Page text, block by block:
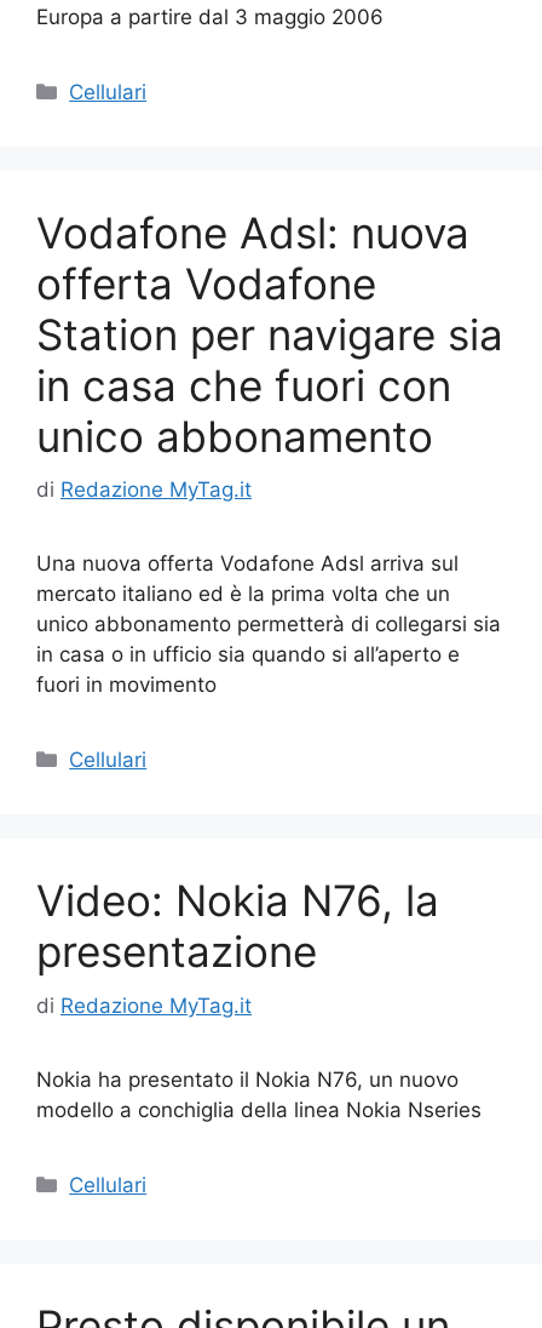
Europa a partire dal 3 maggio 2006
Categorie
Cellulari
Vodafone Adsl: nuova
offerta Vodafone
Station per navigare sia
in casa che fuori con
unico abbonamento
di Redazione MyTag.it
Una nuova offerta Vodafone Adsl arriva sul
mercato italiano ed è la prima volta che un
unico abbonamento permetterà di collegarsi sia
in casa o in ufficio sia quando si all’aperto e
fuori in movimento
Categorie
Cellulari
Video: Nokia N76, la
presentazione
di Redazione MyTag.it
Nokia ha presentato il Nokia N76, un nuovo
modello a conchiglia della linea Nokia Nseries
Categorie
Cellulari